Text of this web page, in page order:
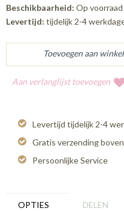
Beschikbaarheid: Op voorraad
Levertijd: tijdelijk 2-4
Aan verlanglijst toevoegen
Levertijd tijdelijk 2-4
Gratis verzending
Persoonlijke Service
OPTIES DELEN